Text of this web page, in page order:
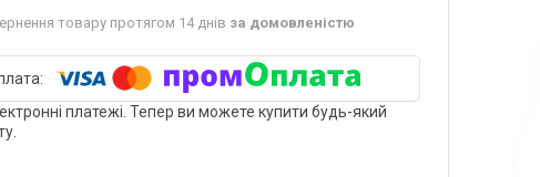
товару протягом 14 днів за домовленістю
платежі. Тепер ви можете купити будь-який